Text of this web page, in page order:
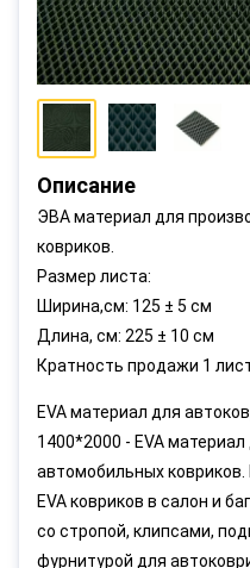
Описание
ЭВА материал для
ковриков.
Размер листа:
Ширина,см: 125 ± 5 см
Длина, см: 225 ± 10 см
Кратность продажи 1
EVA материал для
1400*2000 - EVA
автомобильных
EVA ковриков в салон и
со стропой, клипсами,
фурнитурой для